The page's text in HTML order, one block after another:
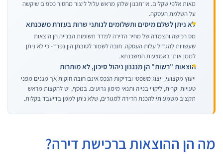
מאות אלפי שקלים. אי־תכנון שלהן מראש עלול ליצור מחסור כספים שיקשה
על השלמת העסקה.
לא ניתן לשלם מיסים ותשלומים לנותני שרות בעזרת משכנתא
מס רכישה והצמדה של מחיר הדירה למדד תשומות הבנייה הן הוצאות
שעשויות להגדיל עלות העסקה. חובה לשמור לטובתן הון נפרד- כי לא ניתן
לממן אותן באמצעות המשכנתא.
הוצאות "רשות" הן מנגנון ניהול סיכון, לא מותרות
ייעוץ מקצועי, ייצוג משפטי ובדיקות הנכס אינם חובה חוקית אך מגנים מפני
טעויות יקרות, ליקויי בנייה ותנאי מימון גרועים. בנוסף, יש להקצות מראש
תקציב משמעותי להכנת הדירה למגורים, שלא ניתן לממן בדיעבד בקלות.
מה הן ההוצאות ברכישת דירה?